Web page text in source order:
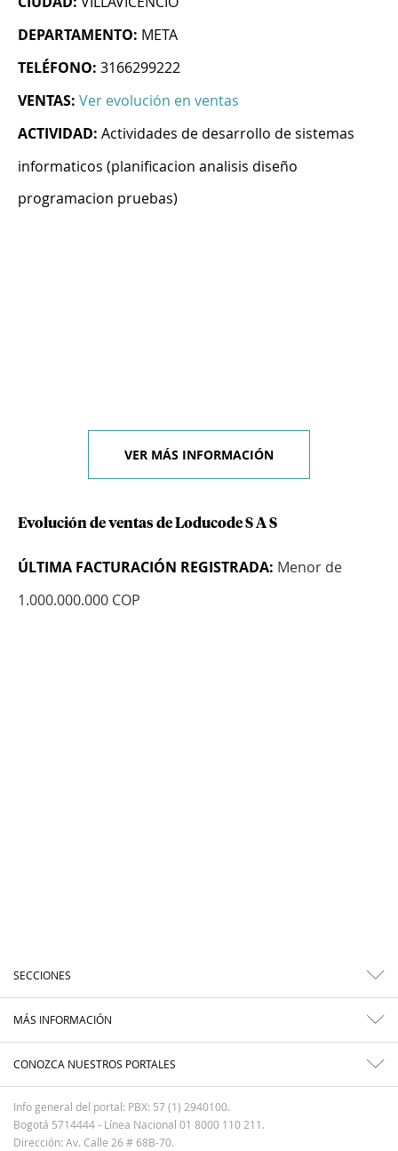
DEPARTAMENTO: META
TELÉFONO: 3166299222
VENTAS: Ver evolución en ventas
ACTIVIDAD: Actividades de desarrollo de sistemas
informaticos (planificacion analisis diseño
programacion pruebas)
VER MÁS INFORMACIÓN
Evolución de ventas de Loducode S A S
ÚLTIMA FACTURACIÓN REGISTRADA: Menor de
1.000.000.000 COP
SECCIONES
MÁS INFORMACIÓN
CONOZCA NUESTROS PORTALES
Info general del portal: PBX: 57 (1) 2940100.
Bogotá 5714444 - Línea Nacional 01 8000 110 211.
Dirección: Av. Calle 26 # 68B-70.